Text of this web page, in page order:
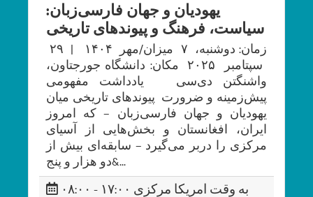
h
یهودیان و جهان فارسی‌زبان:
سیاست، فرهنگ و پیوندهای تاریخی
سپتامبر ۲۰۲۵ مکان: دانشگاه جورجتاون،
واشنگتن دی‌سی یادداشت مفهومی
پیش‌زمینه و ضرورت پیوندهای تاریخی میان
یهودیان و جهان فارسی‌زبان – که امروز
ایران، افغانستان و بخش‌هایی از آسیای
مرکزی را دربر می‌گیرد – سابقه‌ای بیش از
دو هزار و پنج&...
۰۸:۰۰ - ۱۷:۰۰ به وقت امریکا مرکزی